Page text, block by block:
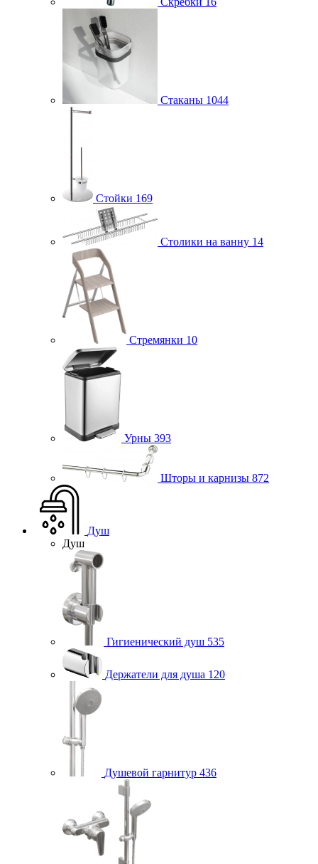
Стаканы 1044
Стойки 169
Столики на ванну 14
Стремянки 10
Урны 393
Шторы и карнизы 872
Душ
Душ
Гигиенический душ 535
Держатели для душа 120
Душевой гарнитур 436